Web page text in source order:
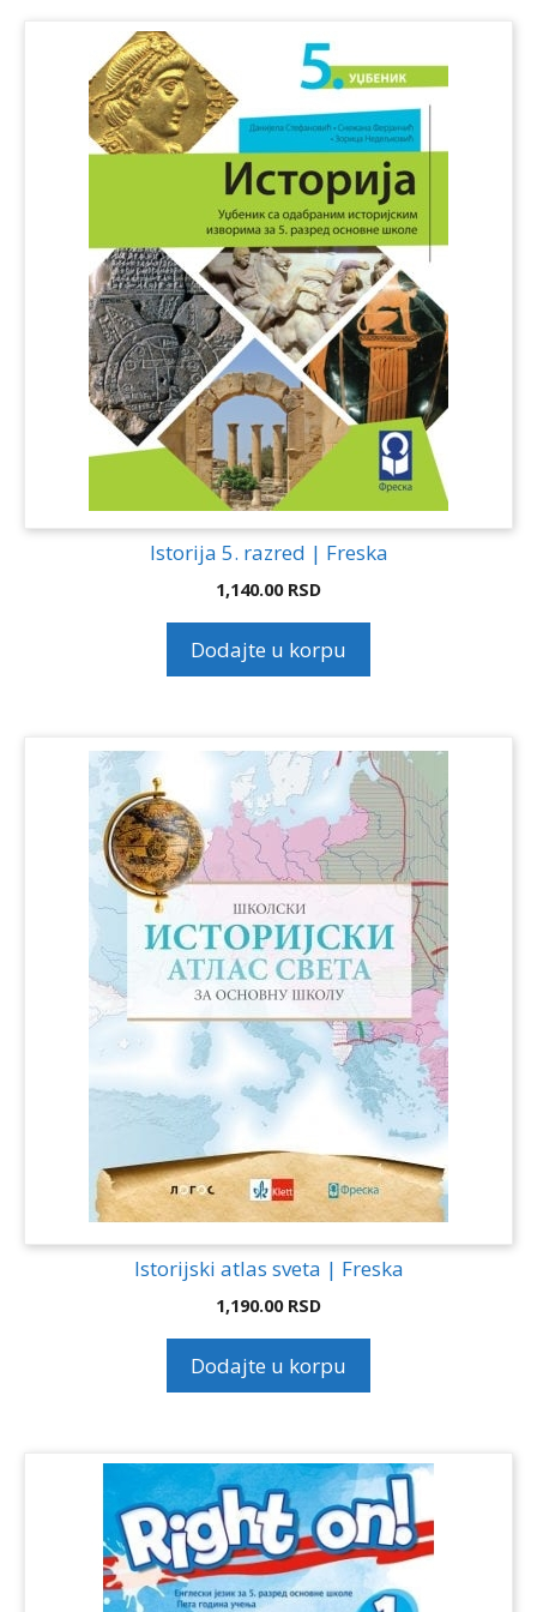
Istorija 5. razred | Freska
1,140.00 RSD
Dodajte u korpu
Istorijski atlas sveta | Freska
1,190.00 RSD
Dodajte u korpu